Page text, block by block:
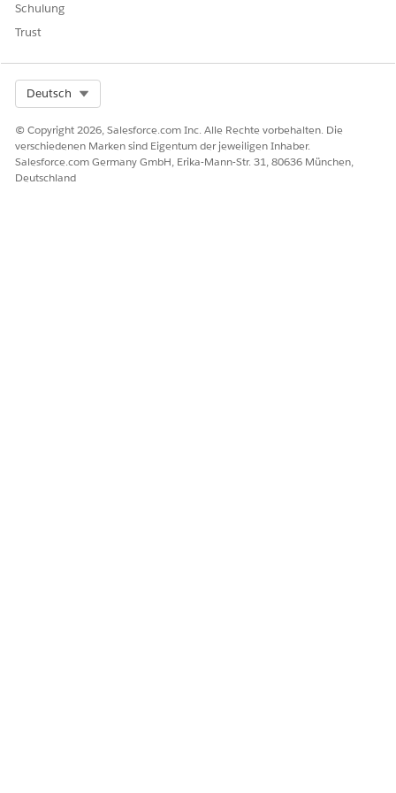
Schulung
Trust
Deutsch
© Copyright 2026, Salesforce.com Inc. Alle Rechte vorbehalten. Die
verschiedenen Marken sind Eigentum der jeweiligen Inhaber.
Salesforce.com Germany GmbH, Erika-Mann-Str. 31, 80636 München,
Deutschland